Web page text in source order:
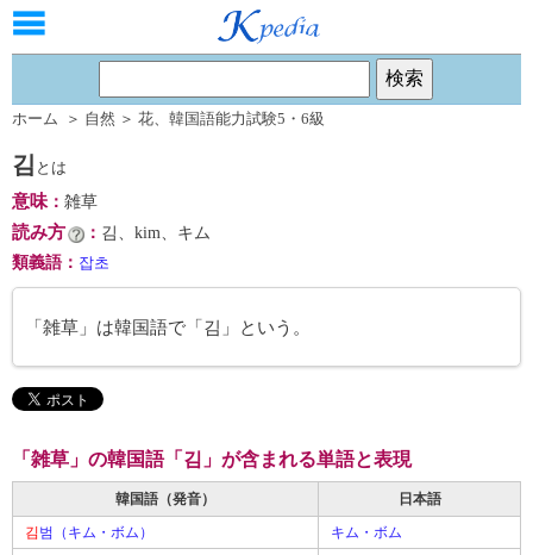
ホーム ＞ 自然 ＞ 花、 韓国語能力試験5・6級
김 とは
意味： 雑草
読み方 ： 김、kim、キム
類義語 ： 잡초
「雑草」は韓国語で「김」という。
「雑草」の韓国語「김」が含まれる単語と表現
韓国語（発音）
日本語
김 범（キム・ボム）
キム・ボム